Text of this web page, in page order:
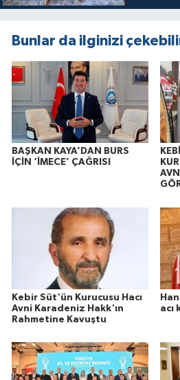
Bunlar da ilginizi
BAŞKAN KAYA’DAN BURS
İÇİN ‘İMECE’ ÇAĞRISI
Kebir Süt'ün Kurucusu Hacı
Avni Karadeniz Hakk'ın
Rahmetine Kavuştu
acı